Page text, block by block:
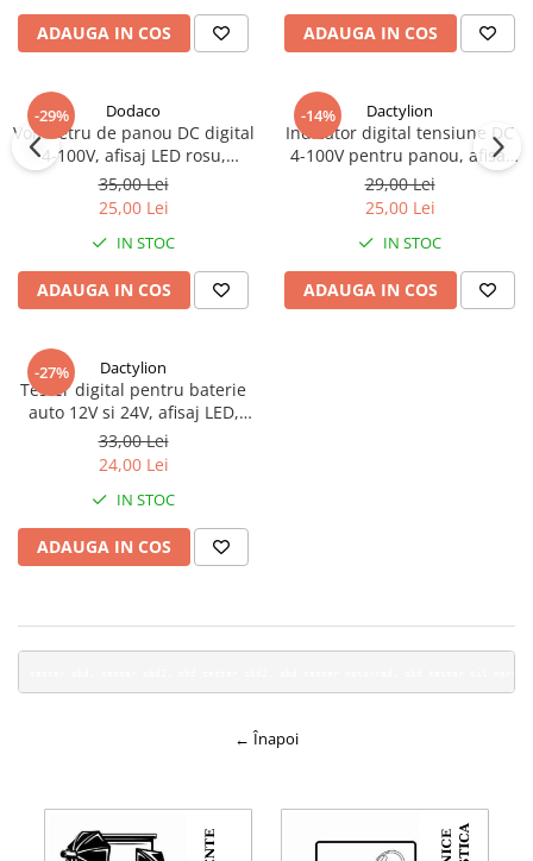
ADAUGA IN COS ADAUGA IN COS
-29% Dodaco
Voltmetru de panou DC digital
4-100V, afisaj LED rosu,
montaj incastrat, indicator
tensiune pentru baterii, surse
si instalatii electrice, 33.8 mm
35,00 Lei
25,00 Lei
IN STOC
ADAUGA IN COS
-14% Dactylion
Indicator digital tensiune DC
4-100V pentru panou, afisaj
LED rosu, voltmetru rotund cu
montaj incastrat, doua fire,
diametru 33.8 mm
29,00 Lei
25,00 Lei
IN STOC
ADAUGA IN COS
-27% Dactylion
Tester digital pentru baterie
auto 12V si 24V, afisaj LED,
monitorizare tensiune prin
priza bricheta, 7 x 3.9 x 2.7 cm
33,00 Lei
24,00 Lei
IN STOC
ADAUGA IN COS
← Înapoi